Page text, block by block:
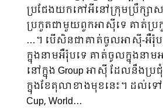
ប្រជែងយកកៅអីនៅក្រុមប្រឹក្សា
ប្រកួតជាមួយពួកអាស៊ីទេ គាត់ប្
…។ បើសិនជាគាត់ចូលអាស៊ី-អឺរ៉ុ
ក្នុងនាមអឺរ៉ុបទេ គាត់ចូលក្នុងនា
នៅក្នុង Group ​​​អាស៊ី ដែលនឹងប្
ក្នុងខែតុលាខាងមុខនេះ។ ដល់ទៅ
Cup, World…